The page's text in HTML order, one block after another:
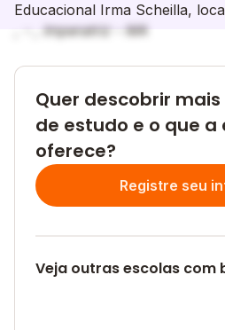
Educacional Irma Scheilla,
, - , Imperatriz - MA
Quer descobrir
de estudo e o que a
oferece?
Registre seu
Veja outras escolas com